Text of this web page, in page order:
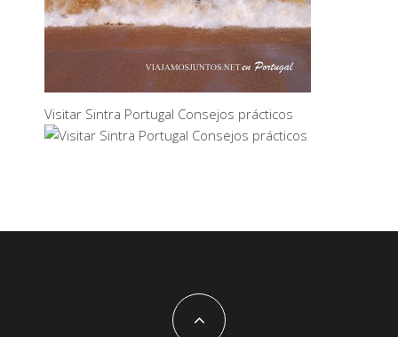
Visitar Sintra Portugal Consejos prácticos